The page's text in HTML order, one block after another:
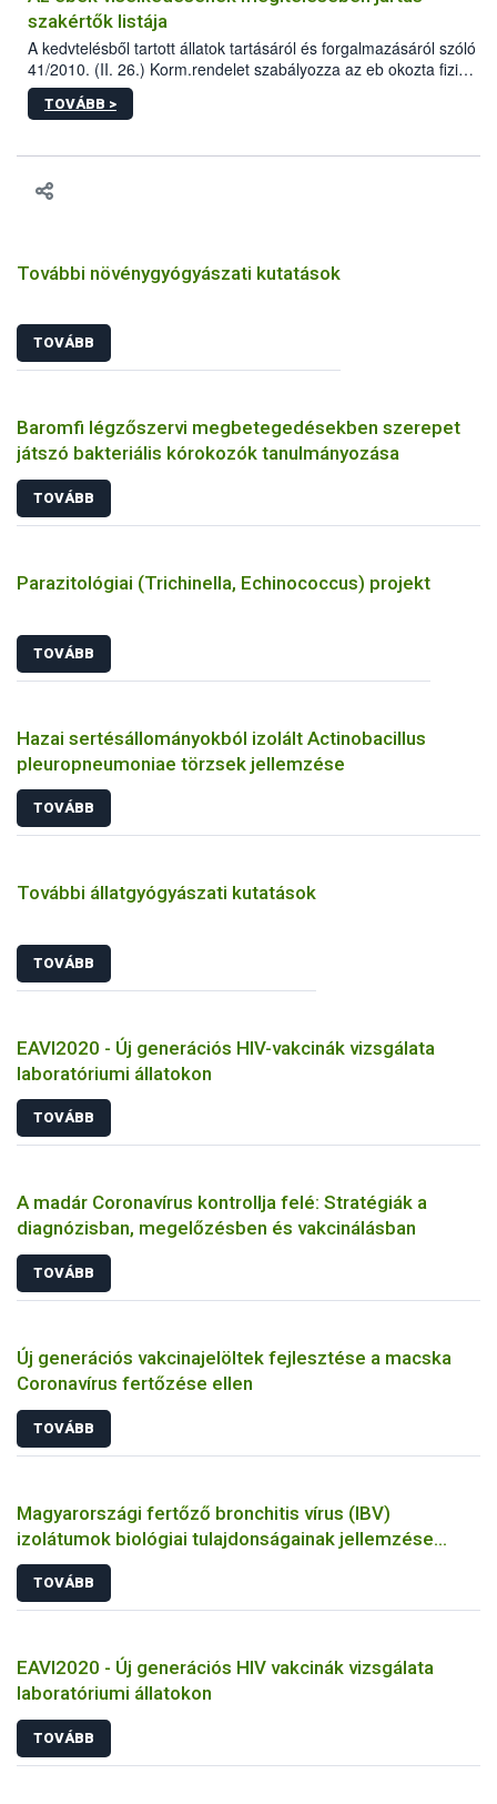
szakértők listája
A kedvtelésből tartott állatok tartásáról és forgalmazásáról szóló
41/2010. (II. 26.) Korm.rendelet szabályozza az eb okozta fizikai
sérülés, illetve ennek veszélye keletkezésekor felmerülő
hatósági feladatokat, valamint a veszélyes eb tartását és annak
vonni az ebek viselkedésének megítélésében jártas szakértőt.
TOVÁBB >
További növénygyógyászati kutatások
TOVÁBB
Baromfi légzőszervi megbetegedésekben szerepet
játszó bakteriális kórokozók tanulmányozása
TOVÁBB
Parazitológiai (Trichinella, Echinococcus) projekt
TOVÁBB
Hazai sertésállományokból izolált Actinobacillus
pleuropneumoniae törzsek jellemzése
TOVÁBB
További állatgyógyászati kutatások
TOVÁBB
EAVI2020 - Új generációs HIV-vakcinák vizsgálata
laboratóriumi állatokon
TOVÁBB
A madár Coronavírus kontrollja felé: Stratégiák a
diagnózisban, megelőzésben és vakcinálásban
TOVÁBB
Új generációs vakcinajelöltek fejlesztése a macska
Coronavírus fertőzése ellen
TOVÁBB
Magyarországi fertőző bronchitis vírus (IBV)
izolátumok biológiai tulajdonságainak jellemzése
állatkísérletes és molekuláris biológiai eszközökkel
TOVÁBB
EAVI2020 - Új generációs HIV vakcinák vizsgálata
laboratóriumi állatokon
TOVÁBB